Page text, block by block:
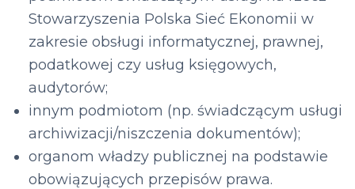
Stowarzyszenia Polska Sieć Ekonomii w
zakresie obsługi informatycznej, prawnej,
podatkowej czy usług księgowych,
audytorów;
innym podmiotom (np. świadczącym usługi
archiwizacji/niszczenia dokumentów);
organom władzy publicznej na podstawie
obowiązujących przepisów prawa.